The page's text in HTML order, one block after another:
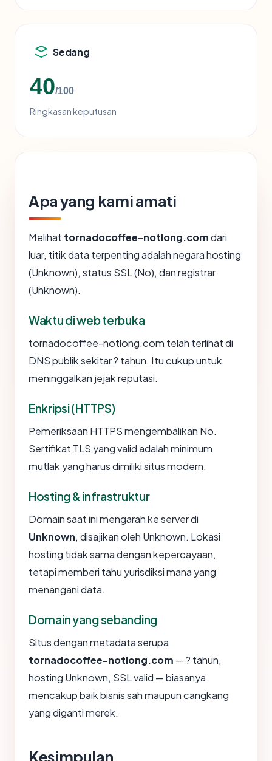
Sedang
40/100
Ringkasan keputusan
Apa yang kami amati
Melihat tornadocoffee-notlong.comdari
luar, titik data terpenting adalah negara hosting
(Unknown), status SSL (No), dan registrar
(Unknown).
Waktu di web terbuka
tornadocoffee-notlong.com telah terlihat di
DNS publik sekitar ? tahun. Itu cukup untuk
meninggalkan jejak reputasi.
Enkripsi (HTTPS)
Pemeriksaan HTTPS mengembalikan No.
Sertifikat TLS yang valid adalah minimum
mutlak yang harus dimiliki situs modern.
Hosting & infrastruktur
Domain saat ini mengarah ke server di
Unknown, disajikan oleh Unknown. Lokasi
hosting tidak sama dengan kepercayaan,
tetapi memberi tahu yurisdiksi mana yang
menangani data.
Domain yang sebanding
Situs dengan metadata serupa
tornadocoffee-notlong.com — ? tahun,
hosting Unknown, SSL valid — biasanya
mencakup baik bisnis sah maupun cangkang
yang diganti merek.
Kesimpulan